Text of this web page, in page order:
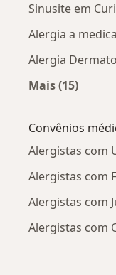
Sinusite em
Alergia a
Alergia
Mais (15)
Convênios
Alergistas com
Alergistas com
Alergistas com
Alergistas com